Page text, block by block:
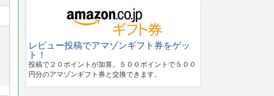
レビュー投稿でアマゾンギフト券をゲッ
ト！
投稿で２０ポイントが加算。５００ポイントで５００
円分のアマゾンギフト券と交換できます。